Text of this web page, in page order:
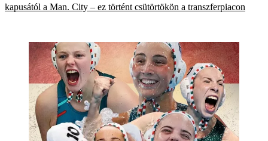
kapusától a Man. City – ez történt csütörtökön a transzferpiacon